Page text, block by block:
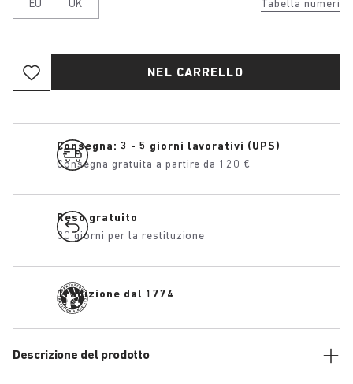
Tabella numeri
EU UK
NEL CARRELLO
Consegna: 3 - 5 giorni lavorativi (UPS)
Consegna gratuita a partire da 120 €
Reso gratuito
30 giorni per la restituzione
Tradizione dal 1774
Descrizione del prodotto